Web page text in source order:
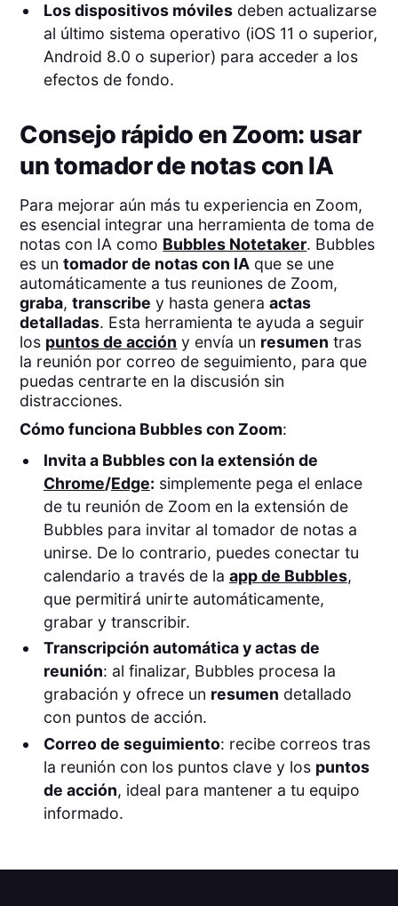
Los dispositivos móvilesdeben actualizarse
al último sistema operativo (iOS 11 o superior,
Android 8.0 o superior) para acceder a los
efectos de fondo.
Consejo rápido en Zoom: usar
un tomador de notas con IA
Para mejorar aún más tu experiencia en Zoom,
es esencial integrar una herramienta de toma de
notas con IA como Bubbles Notetaker. Bubbles
es untomador de notas con IA que se une
automáticamente a tus reuniones de Zoom,
graba,transcribe y hasta generaactas
detalladas. Esta herramienta te ayuda a seguir
los puntos de acción y envía un resumen tras
la reunión por correo de seguimiento, para que
puedas centrarte en la discusión sin
distracciones.
Cómo funciona Bubbles con Zoom:
Invita a Bubbles con la extensión de
Chrome/Edge: simplemente pega el enlace
de tu reunión de Zoom en la extensión de
Bubbles para invitar al tomador de notas a
unirse. De lo contrario, puedes conectar tu
calendario a través de la app de Bubbles,
que permitirá unirte automáticamente,
grabar y transcribir.
Transcripción automática y actas de
reunión: al finalizar, Bubbles procesa la
grabación y ofrece un resumen detallado
con puntos de acción.
Correo de seguimiento: recibe correos tras
la reunión con los puntos clave y los puntos
de acción, ideal para mantener a tu equipo
informado.